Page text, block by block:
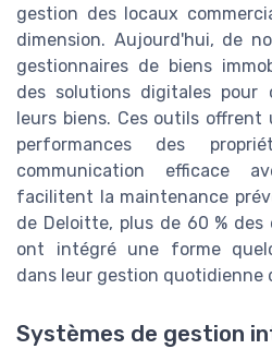
gestion des locaux
dimension. Aujourd'hui, de
gestionnaires de biens
des solutions digitales pour
leurs biens. Ces outils offrent
performances des
communication efficace
facilitent la maintenance
de Deloitte, plus de 60 % des
ont intégré une forme
dans leur gestion quotidienne
Systèmes de gestion